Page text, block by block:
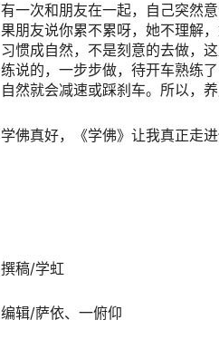
有一次和朋友在一起，自己突然
果朋友说你累不累呀，她不理解
习惯成自然，不是刻意的去做，
练说的，一步步做，待开车熟练
自然就会减速或踩刹车。所以，
学佛真好，《学佛》让我真正走进
撰稿/学虹
编辑/萨依、一俯仰